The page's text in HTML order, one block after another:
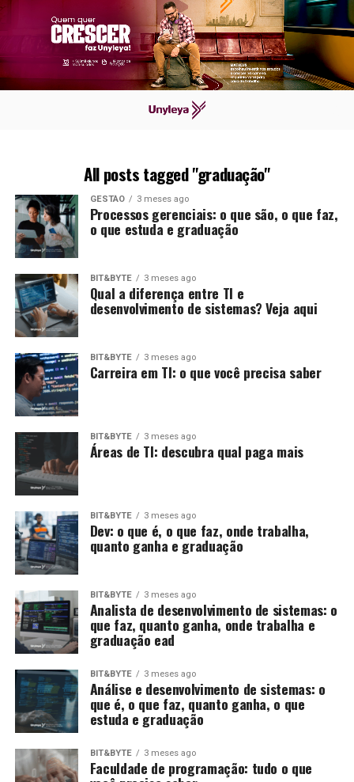
All posts tagged "graduação"
GESTÃO 3 meses ago
Processos gerenciais: o que são, o que faz,
o que estuda e graduação
BIT&BYTE 3 meses ago
Qual a diferença entre TI e
desenvolvimento de sistemas? Veja aqui
BIT&BYTE 3 meses ago
Carreira em TI: o que você precisa saber
BIT&BYTE 3 meses ago
Áreas de TI: descubra qual paga mais
BIT&BYTE 3 meses ago
Dev: o que é, o que faz, onde trabalha,
quanto ganha e graduação
BIT&BYTE 3 meses ago
Analista de desenvolvimento de sistemas: o
que faz, quanto ganha, onde trabalha e
graduação ead
BIT&BYTE 3 meses ago
Análise e desenvolvimento de sistemas: o
que é, o que faz, quanto ganha, o que
estuda e graduação
BIT&BYTE 3 meses ago
Faculdade de programação: tudo o que